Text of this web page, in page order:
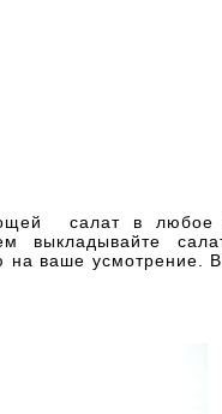
салат в любое
выкладывайте
на ваше усмотрение.